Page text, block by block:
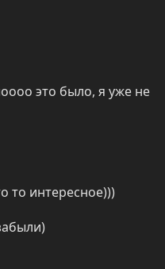
это было, я уже не
то интересное)))